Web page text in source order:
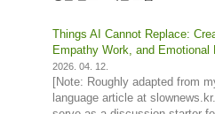
Things AI Cannot Replace:
Empathy Work, and Emotional
2026. 04. 12.
[Note: Roughly adapted from
language article at